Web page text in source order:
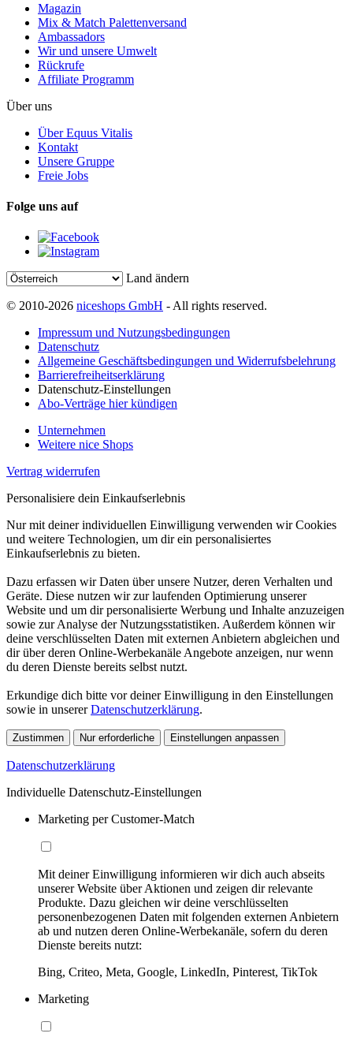
Magazin
Mix & Match Palettenversand
Ambassadors
Wir und unsere Umwelt
Rückrufe
Affiliate Programm
Über uns
Über Equus Vitalis
Kontakt
Unsere Gruppe
Freie Jobs
Folge uns auf
Land ändern
© 2010-2026 niceshops GmbH - All rights reserved.
Impressum und Nutzungsbedingungen
Datenschutz
Allgemeine Geschäftsbedingungen und Widerrufsbelehrung
Barrierefreiheitserklärung
Datenschutz-Einstellungen
Abo-Verträge hier kündigen
Unternehmen
Weitere nice Shops
Vertrag widerrufen
Personalisiere dein Einkaufserlebnis
Nur mit deiner individuellen Einwilligung verwenden wir Cookies
und weitere Technologien, um dir ein personalisiertes
Einkaufserlebnis zu bieten.
Dazu erfassen wir Daten über unsere Nutzer, deren Verhalten und
Geräte. Diese nutzen wir zur laufenden Optimierung unserer
Website und um dir personalisierte Werbung und Inhalte anzuzeigen
sowie zur Analyse der Nutzungsstatistiken. Außerdem können wir
deine verschlüsselten Daten mit externen Anbietern abgleichen und
dir über deren Online-Werbekanäle Angebote anzeigen, nur wenn
du deren Dienste bereits selbst nutzt.
Erkundige dich bitte vor deiner Einwilligung in den Einstellungen
sowie in unsererDatenschutzerklärung.
Zustimmen Nur erforderliche Einstellungen anpassen
Datenschutzerklärung
Individuelle Datenschutz-Einstellungen
Marketing per Customer-Match
Mit deiner Einwilligung informieren wir dich auch abseits
unserer Website über Aktionen und zeigen dir relevante
Produkte. Dazu gleichen wir deine verschlüsselten
personenbezogenen Daten mit folgenden externen Anbietern
ab und nutzen deren Online-Werbekanäle, sofern du deren
Dienste bereits nutzt:
Bing, Criteo, Meta, Google, LinkedIn, Pinterest, TikTok
Marketing